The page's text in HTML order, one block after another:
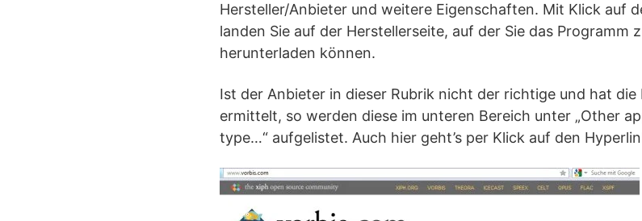
Hersteller/Anbieter und weitere Eigenschaften. Mit Klick auf
landen Sie auf der Herstellerseite, auf der Sie das Programm
herunterladen können.
Ist der Anbieter in dieser Rubrik nicht der richtige und hat
ermittelt, so werden diese im unteren Bereich unter „Other
type…“ aufgelistet. Auch hier geht’s per Klick auf den